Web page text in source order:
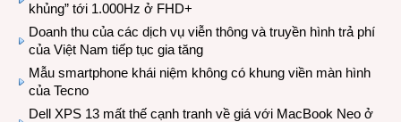
khủng” tới 1.000Hz ở FHD+
Doanh thu của các dịch vụ viễn thông và truyền hình trả phí
của Việt Nam tiếp tục gia tăng
Mẫu smartphone khái niệm không có khung viền màn hình
của Tecno
Dell XPS 13 mất thế cạnh tranh về giá với MacBook Neo ở